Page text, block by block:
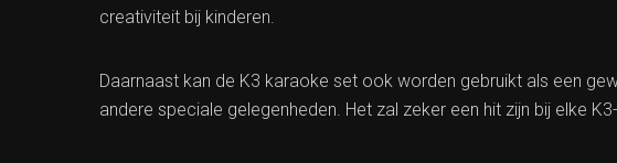
creativiteit bij kinderen.
Daarnaast kan de K3 karaoke set ook worden gebruikt als een
andere speciale gelegenheden. Het zal zeker een hit zijn bij elke